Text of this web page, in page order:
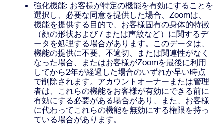
強化機能: お客様が特定の機能を有効にすることを
選択し、必要な同意を提供した場合、Zoomは、
機能を提供する目的で、お客様固有の身体的特徴
（顔の形状および / または声紋など）に関するデ
ータを処理する場合があります。このデータは、
機能の提供に不要、不適切、または関連性がなく
なった場合、またはお客様がZoomを最後に利用
してから2年が経過した場合のいずれか早い時点
で削除されます。アカウントオーナーまたは管理
者は、これらの機能をお客様が有効にできる前に
有効にする必要がある場合があり、また、お客様
に代わってこれらの機能を無効にする権限を持っ
ている場合があります。